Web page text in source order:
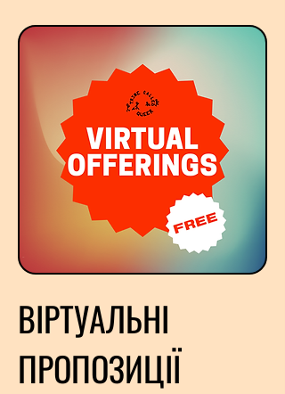
ВІРТУАЛЬНІ
ПРОПОЗИЦІЇ